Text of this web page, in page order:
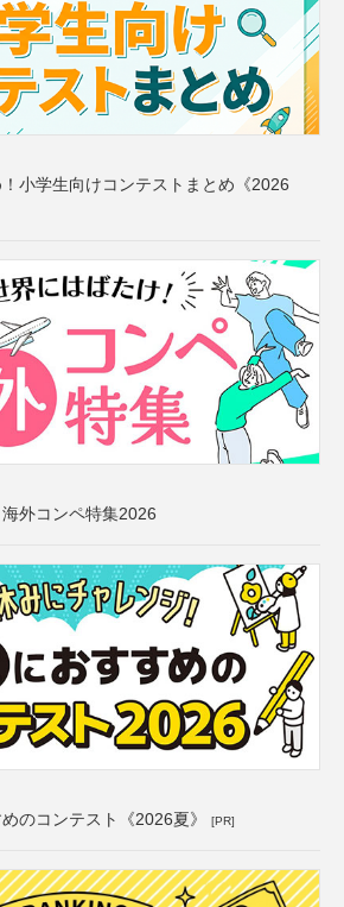
小学生向けコンテストまとめ《2026
外コンペ特集2026
のコンテスト《2026夏》 [PR]